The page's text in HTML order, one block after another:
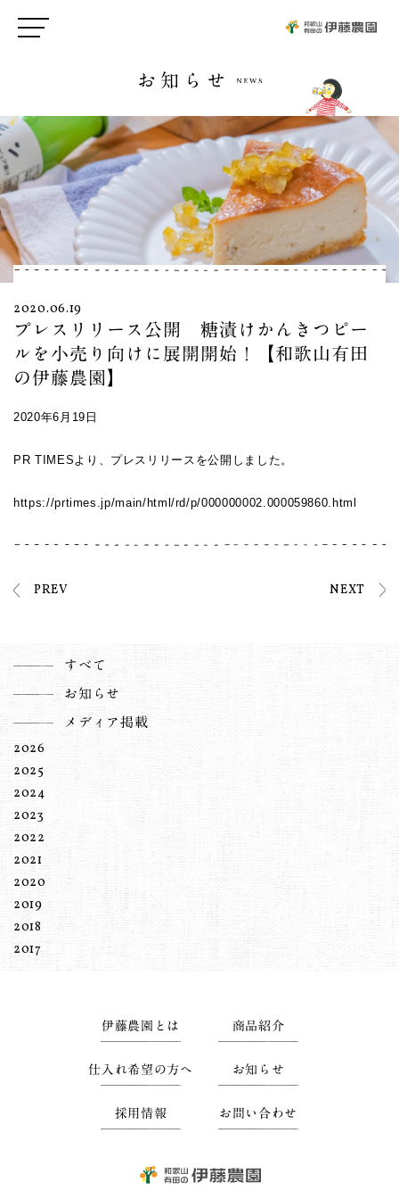
お知らせ
2020.06.19
プレスリリース公開 糖漬けかんきつピー
ルを小売り向けに展開開始！【和歌山有田
の伊藤農園】
2020年6月19日
PR TIMESより、プレスリリースを公開しました。
https://prtimes.jp/main/html/rd/p/000000002.000059860.html
PREV NEXT
すべて
お知らせ
メディア掲載
2026
2025
2024
2023
2022
2021
2020
2019
2018
2017
伊藤農園とは 商品紹介
仕入れ希望の方へ お知らせ
採用情報 お問い合わせ